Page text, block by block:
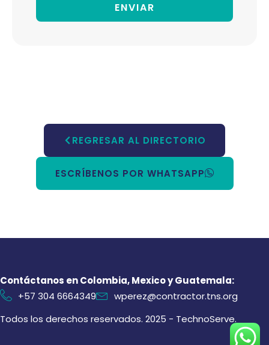
ENVIAR
REGRESAR AL DIRECTORIO
ESCRÍBENOS POR WHATSAPP
Contáctanos en Colombia, Mexico y Guatemala:
+57 304 6664349
wperez@contractor.tns.org
Todos los derechos reservados. 2025 - TechnoServe.